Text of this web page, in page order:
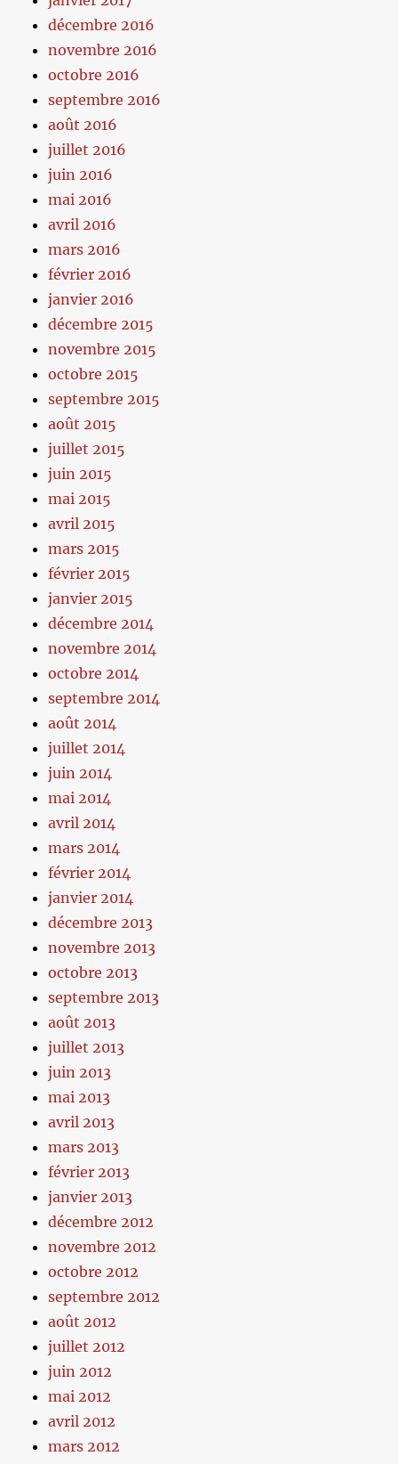
décembre 2016
novembre 2016
octobre 2016
septembre 2016
août 2016
juillet 2016
juin 2016
mai 2016
avril 2016
mars 2016
février 2016
janvier 2016
décembre 2015
novembre 2015
octobre 2015
septembre 2015
août 2015
juillet 2015
juin 2015
mai 2015
avril 2015
mars 2015
février 2015
janvier 2015
décembre 2014
novembre 2014
octobre 2014
septembre 2014
août 2014
juillet 2014
juin 2014
mai 2014
avril 2014
mars 2014
février 2014
janvier 2014
décembre 2013
novembre 2013
octobre 2013
septembre 2013
août 2013
juillet 2013
juin 2013
mai 2013
avril 2013
mars 2013
février 2013
janvier 2013
décembre 2012
novembre 2012
octobre 2012
septembre 2012
août 2012
juillet 2012
juin 2012
mai 2012
avril 2012
mars 2012